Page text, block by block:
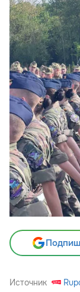
Источник